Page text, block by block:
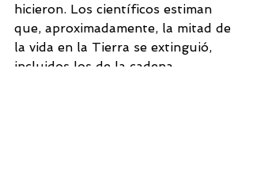
hicieron. Los científicos estiman
que, aproximadamente, la mitad de
la vida en la Tierra se extinguió,
incluidos los de la cadena